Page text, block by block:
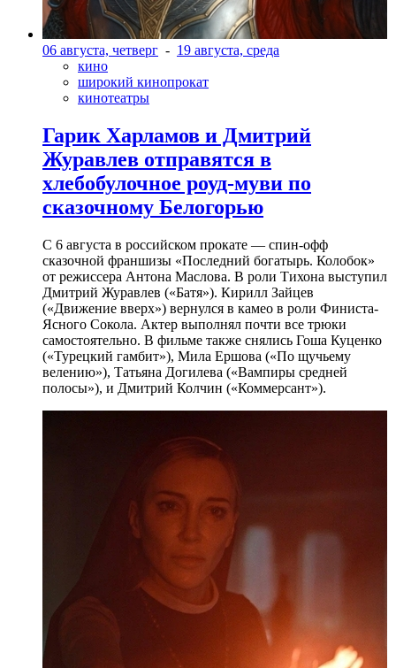
06 августа, четверг - 19 августа, среда
кино
широкий кинопрокат
кинотеатры
Гарик Харламов и Дмитрий
Журавлев отправятся в
хлебобулочное роуд-муви по
сказочному Белогорью
С 6 августа в российском прокате — спин-офф
сказочной франшизы «Последний богатырь. Колобок»
от режиссера Антона Маслова. В роли Тихона выступил
Дмитрий Журавлев («Батя»). Кирилл Зайцев
(«Движение вверх») вернулся в камео в роли Финиста-
Ясного Сокола. Актер выполнял почти все трюки
самостоятельно. В фильме также снялись Гоша Куценко
(«Турецкий гамбит»), Мила Ершова («По щучьему
велению»), Татьяна Догилева («Вампиры средней
полосы»), и Дмитрий Колчин («Коммерсант»).